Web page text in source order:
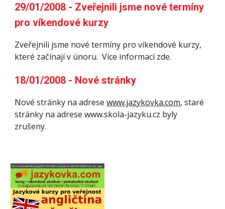
29/01/2008 - Zveřejnili jsme nové termíny
pro víkendové kurzy
Zveřejnili jsme nové termíny pro víkendové kurzy,
které začínají v únoru.  Více informací zde.
18/01/2008 - Nové stránky
Nové stránky na adrese www.jazykovka.com, staré
stránky na adrese www.skola-jazyku.cz byly
zrušeny.